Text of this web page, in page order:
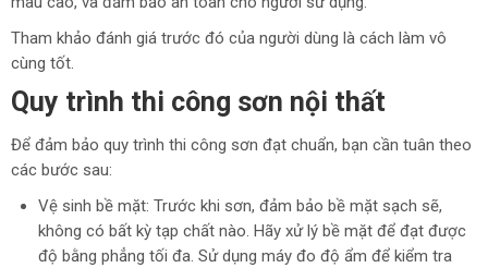
Tham khảo đánh giá trước đó của người dùng là cách làm vô
cùng tốt.
Quy trình thi công sơn nội thất
Để đảm bảo quy trình thi công sơn đạt chuẩn, bạn cần tuân theo
các bước sau:
Vệ sinh bề mặt: Trước khi sơn, đảm bảo bề mặt sạch sẽ,
không có bất kỳ tạp chất nào. Hãy xử lý bề mặt để đạt được
độ bằng phẳng tối đa. Sử dụng máy đo độ ẩm để kiểm tra